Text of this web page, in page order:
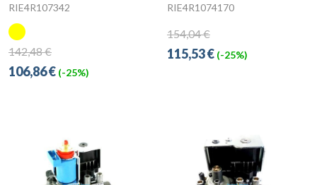
RIE4R107342
142,48 €
106,86 € (-25%)
RIE4R1074170
154,04 €
115,53 € (-25%)